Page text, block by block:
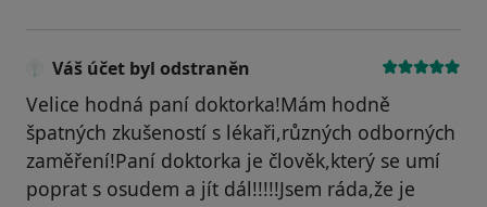
Váš účet byl odstraněn
Velice hodná paní doktorka!Mám hodně
špatných zkušeností s lékaři,různých odborných
zaměření!Paní doktorka je člověk,který se umí
poprat s osudem a jít dál!!!!!Jsem ráda,že je